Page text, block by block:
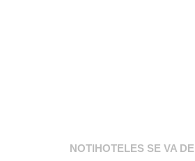
NOTIHOTELES SE VA